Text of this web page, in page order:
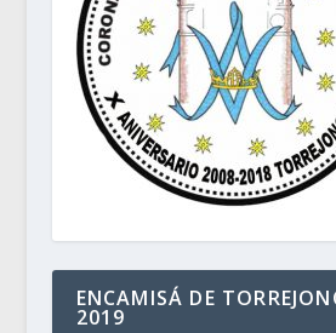
ENCAMISÁ DE
2019